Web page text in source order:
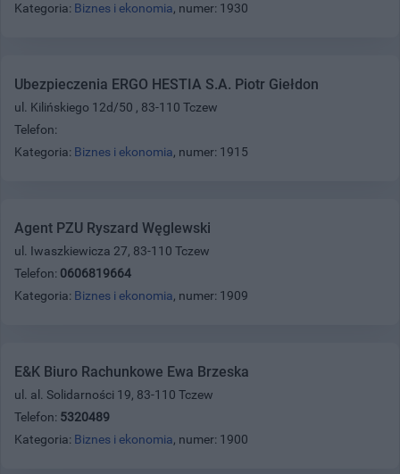
Kategoria: Biznes i ekonomia, numer: 1930
Ubezpieczenia ERGO HESTIA S.A. Piotr Giełdon
ul. Kilińskiego 12d/50 , 83-110 Tczew
Telefon:
Kategoria: Biznes i ekonomia, numer: 1915
Agent PZU Ryszard Węglewski
ul. Iwaszkiewicza 27, 83-110 Tczew
Telefon: 0606819664
Kategoria: Biznes i ekonomia, numer: 1909
E&K Biuro Rachunkowe Ewa Brzeska
ul. al. Solidarności 19, 83-110 Tczew
Telefon: 5320489
Kategoria: Biznes i ekonomia, numer: 1900